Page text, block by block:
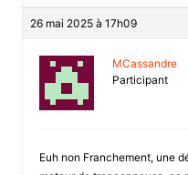
26 mai 2025 à 17h09
MCassandre
Participant
Euh non Franchement, une